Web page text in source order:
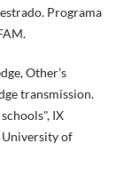
Programa
Other’s
transmission.
IX
University of